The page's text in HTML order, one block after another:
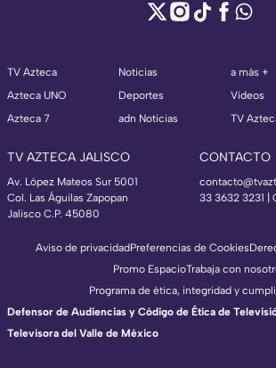
TV Azteca
Azteca UNO
Azteca 7
Noticias
Deportes
adn Noticias
a más +
Videos
TV
TV AZTECA JALISCO
Av. López Mateos Sur 5001
Col. Las Águilas Zapopan
Jalisco C.P. 45080
CONTACTO
33 3632 3231 |
Aviso de privacidadPreferencias de Cookies
Promo EspacioTrabaja con
Programa de ética, integridad y
Defensor de Audiencias y Código de Ética de
Televisora del Valle de México